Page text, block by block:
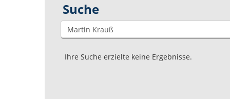
Suche
Ihre Suche erzielte keine Ergebnisse.